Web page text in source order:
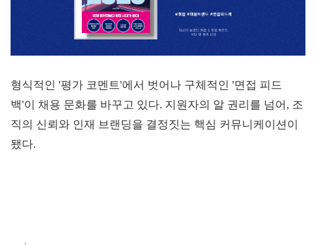
형식적인 '평가 코멘트'에서 벗어나 구체적인 '면접 피드
백'이 채용 문화를 바꾸고 있다. 지원자의 알 권리를 넘어, 조
직의 신뢰와 인재 브랜딩을 결정짓는 핵심 커뮤니케이션이
됐다.